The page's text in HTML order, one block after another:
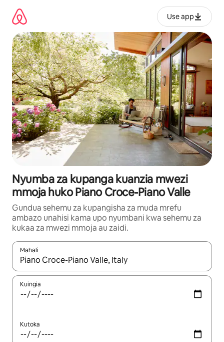
kwenda
kwenye
maudhui
Use app
Nyumba za kupanga kuanzia mwezi
mmoja huko Piano Croce-Piano Valle
Gundua sehemu za kupangisha za muda mrefu
ambazo unahisi kama upo nyumbani kwa sehemu za
kukaa za mwezi mmoja au zaidi.
Mahali
Wakati matokeo yanapatikana, vinjari kwa kutumia vitufe vya
Kuingia
Kutoka